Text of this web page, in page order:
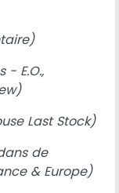
- E.O.,
Last Stock)
de
& Europe)